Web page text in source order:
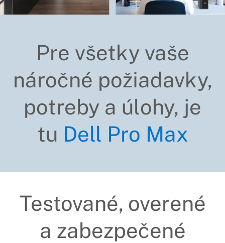
Pre všetky vaše
náročné požiadavky,
potreby a úlohy, je
tu Dell Pro Max
Testované, overené
a zabezpečené